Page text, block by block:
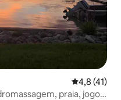
4,8 de uma
4,8 (41)
praia, jogos,